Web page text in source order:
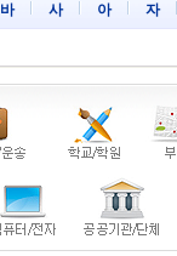
바 사 아 자